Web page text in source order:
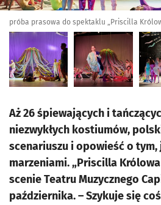
próba prasowa do spektaklu „Priscilla
Aż 26 śpiewających i
niezwykłych kostiumów,
scenariuszu i opowieść o tym,
marzeniami. „Priscilla
scenie Teatru Muzycznego
października. – Szykuje się